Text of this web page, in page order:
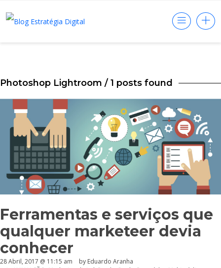
Photoshop Lightroom / 1 posts found
Ferramentas e serviços que
qualquer marketeer devia
conhecer
28 Abril, 2017 @ 11:15 am by Eduardo Aranha